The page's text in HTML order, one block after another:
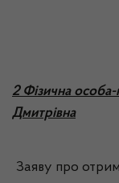
2 Фізична
Дмитрівна
Заяву про